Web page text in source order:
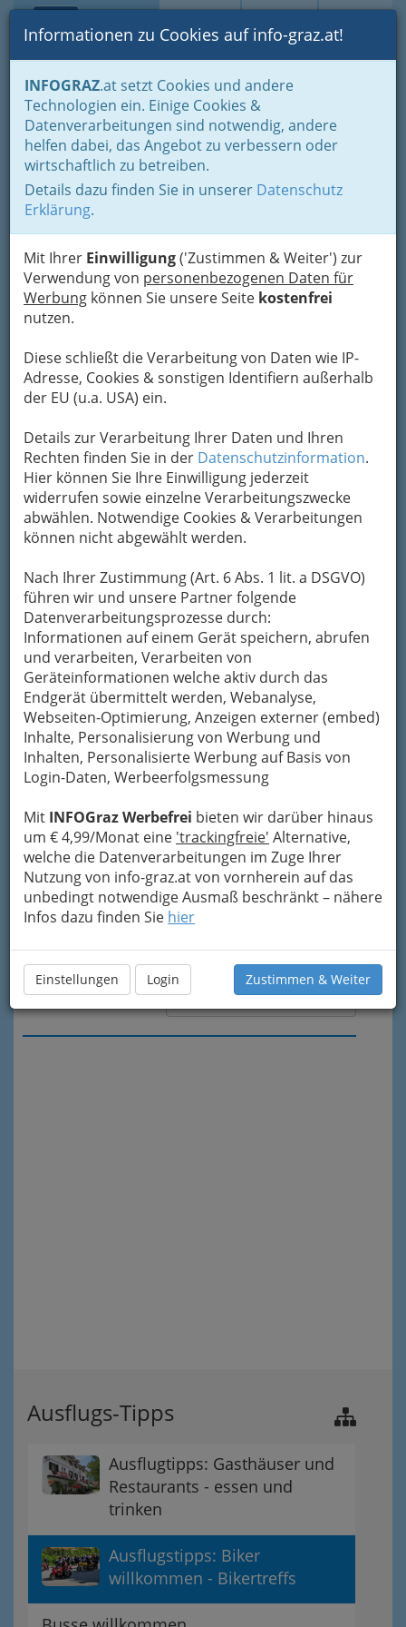
Suche Login Toggle
Informationen zu Cookies auf info-graz.at!
INFOGRAZ.at setzt Cookies und andere
Technologien ein. Einige Cookies &
Datenverarbeitungen sind notwendig, andere
helfen dabei, das Angebot zu verbessern oder
wirtschaftlich zu betreiben.
Details dazu finden Sie in unserer Datenschutz
Erklärung.
Mit Ihrer Einwilligung('Zustimmen & Weiter') zur
Verwendung von personenbezogenen Daten für
Werbung können Sie unsere Seite kostenfrei
nutzen.
Diese schließt die Verarbeitung von Daten wie IP-
Adresse, Cookies & sonstigen Identifiern außerhalb
der EU (u.a. USA) ein.
Details zur Verarbeitung Ihrer Daten und Ihren
Rechten finden Sie in der Datenschutzinformation.
Hier können Sie Ihre Einwilligung jederzeit
widerrufen sowie einzelne Verarbeitungszwecke
abwählen. Notwendige Cookies & Verarbeitungen
können nicht abgewählt werden.
Nach Ihrer Zustimmung (Art. 6 Abs. 1 lit. a DSGVO)
führen wir und unsere Partner folgende
Datenverarbeitungsprozesse durch:
Informationen auf einem Gerät speichern, abrufen
und verarbeiten, Verarbeiten von
Geräteinformationen welche aktiv durch das
Endgerät übermittelt werden, Webanalyse,
Webseiten-Optimierung, Anzeigen externer (embed)
Inhalte, Personalisierung von Werbung und
Inhalten, Personalisierte Werbung auf Basis von
Login-Daten, Werbeerfolgsmessung
Mit INFOGraz Werbefrei bieten wir darüber hinaus
um € 4,99/Monat eine 'trackingfreie' Alternative,
welche die Datenverarbeitungen im Zuge Ihrer
Nutzung von info-graz.at von vornherein auf das
unbedingt notwendige Ausmaß beschränkt – nähere
Infos dazu finden Sie hier
Einstellungen Login Zustimmen & Weiter
Home Lebens-Guide
Ausflugsziele in der grünen Mark
Ausflugstipps: Biker willkommen - Bikertreffs
Feldkirchner Hof
Triester Straße 32, 8073 Graz
+43 316 462 763
+43 316 462 763 - 4
Karte
Adresse mit Google Maps anschauen
Um die Info-Graz Firmenvor Spam-Mails zu
bewahren, verwenden wir an dieser Stelle zur
Übermittlung Ihrer Nachricht ein sicheres
Formular. Ihre Nachricht wird nach dem
Absenden umgehend per Mail an das
Unternehmen Feldkirchner Hof weitergeleitet.
Mein Name
Meine Email Adresse
Mein Betreff
Meine Nachricht
Meine Nachricht senden
Ausflugs-Tipps
Ausflugtipps: Gasthäuser und
Restaurants - essen und
trinken
Ausflugstipps: Biker
willkommen - Bikertreffs